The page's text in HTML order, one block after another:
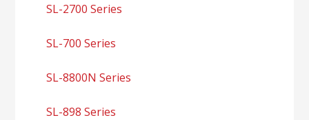
SL-2700 Series
SL-700 Series
SL-8800N Series
SL-898 Series